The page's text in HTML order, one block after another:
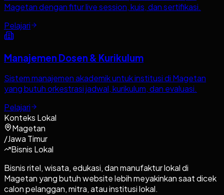
Magetan dengan fitur live session, kuis, dan sertifikasi.
Pelajari
Manajemen Dosen & Kurikulum
Sistem manajemen akademik untuk institusi di Magetan
yang butuh orkestrasi jadwal, kurikulum, dan evaluasi.
Pelajari
Konteks Lokal
Magetan
/Jawa Timur
Bisnis Lokal
Bisnis ritel, wisata, edukasi, dan manufaktur lokal di
Magetan yang butuh website lebih meyakinkan saat dicek
calon pelanggan, mitra, atau institusi lokal.